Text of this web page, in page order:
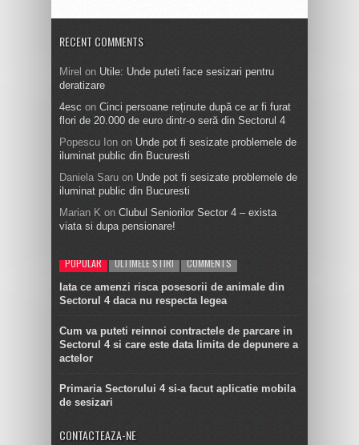
RECENT COMMENTS
Mirel on Utile: Unde puteti face sesizari pentru
deratizare
4esc on Cinci persoane reținute după ce ar fi furat
flori de 20.000 de euro dintr-o seră din Sectorul 4
Popescu Ion on Unde pot fi sesizate problemele de
iluminat public din Bucuresti
Daniela Saru on Unde pot fi sesizate problemele de
iluminat public din Bucuresti
Marian K on Clubul Seniorilor Sector 4 – exista
viata si dupa pensionare!
POPULAR ULTIMELE STIRI COMMENTS
Iata ce amenzi risca posesorii de animale din
Sectorul 4 daca nu respecta legea
Cum va puteti reinnoi contractele de parcare in
Sectorul 4 si care este data limita de depunere a
actelor
Primaria Sectorului 4 si-a facut aplicatie mobila
de sesizari
CONTACTEAZA-NE